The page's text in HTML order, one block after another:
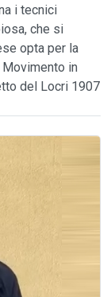
i tecnici
che si
opta per la
in
del Locri 1907